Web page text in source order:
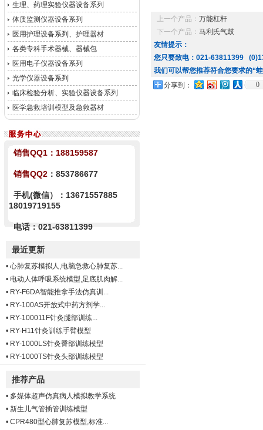
生理、药理实验仪器设备系列
体质监测仪器设备系列
医用护理设备系列、护理器材
各类专科手术器械、器械包
医用电子仪器设备系列
光学仪器设备系列
临床检验分析、实验仪器设备系列
医学急救培训模型及急救器材
销售QQ1： 188159587
销售QQ2 ：853786677
手机(微信）：13671557885
18019719155
电话：021-63811399
最近更新
• 心肺复苏模拟人,电脑急救心肺复苏...
• 电动人体呼吸系统模型,足底肌肉解...
• RY-F6DA智能推拿手法仿真训...
• RY-100AS开放式中药方剂学...
• RY-100011F针灸腿部训练...
• RY-H11针灸训练手臂模型
• RY-1000LS针灸臀部训练模型
• RY-1000TS针灸头部训练模型
推荐产品
• 多媒体超声仿真病人模拟教学系统
• 新生儿气管插管训练模型
• CPR480型心肺复苏模型,标准...
上一个产品： 万能杠杆
下一个产品： 马利氏气鼓
友情提示：
您只要致电：021-63811399
我们可以帮您推荐符合您要求的“
分享到：
0